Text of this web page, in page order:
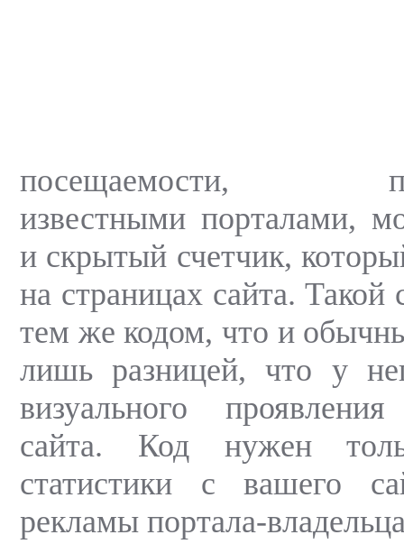
посещаемости,
известными порталами,
и скрытый счетчик,
на страницах сайта. Такой
тем же кодом, что и
лишь разницей, что у
визуального
сайта. Код нужен
статистики с вашего
рекламы портала-